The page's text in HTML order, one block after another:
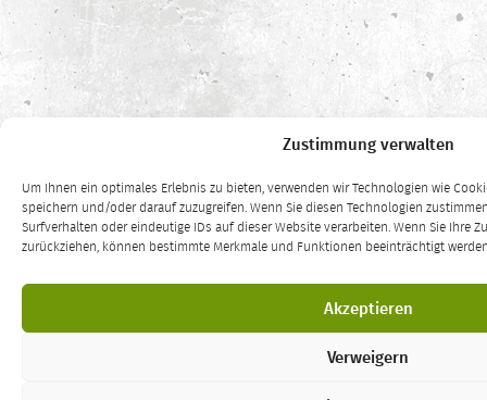
Zustimmung verwalten
Um Ihnen ein optimales Erlebnis zu bieten, verwenden wir Technologien wie
speichern und/oder darauf zuzugreifen. Wenn Sie diesen Technologien
Surfverhalten oder eindeutige IDs auf dieser Website verarbeiten. Wenn Sie Ihre
zurückziehen, können bestimmte Merkmale und Funktionen beeinträchtigt
Akzeptieren
Verweigern